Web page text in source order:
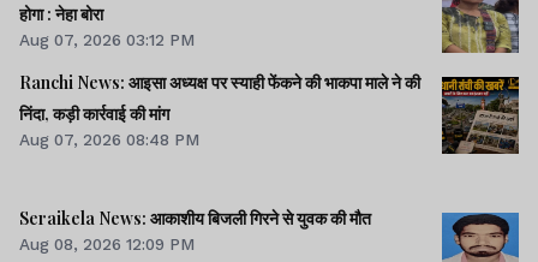
होगा : नेहा बोरा
Aug 07, 2026 03:12 PM
Ranchi News: आइसा अध्यक्ष पर स्याही फेंकने की भाकपा माले ने की
निंदा, कड़ी कार्रवाई की मांग
Aug 07, 2026 08:48 PM
Seraikela News: आकाशीय बिजली गिरने से युवक की मौत
Aug 08, 2026 12:09 PM